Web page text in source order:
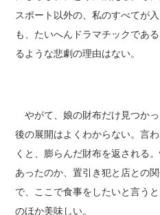
スポート以外の、私のすべてが
も、たいへんドラマチックであ
るような悲劇の理由はない。
やがて、娘の財布だけ見つか
後の展開はよくわからない。言
くと、膨らんだ財布を返される
あったのか、置引き犯と店との
で、ここで食事をしたいと言う
のほか美味しい。